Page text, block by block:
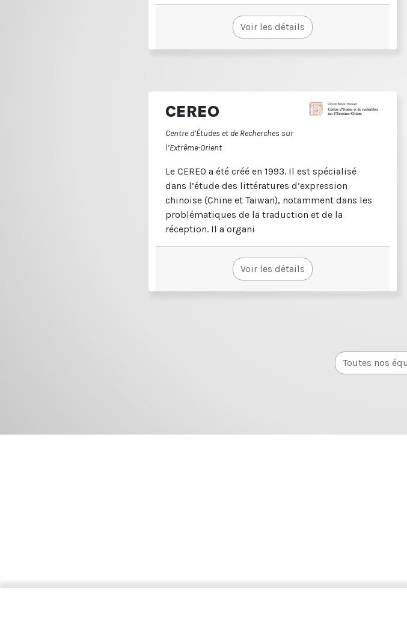
Voir les détails
CEREO
Centre d’Études et de Recherches sur
l’Extrême-Orient
Le CEREO a été créé en 1993. Il est spécialisé
dans l’étude des littératures d’expression
chinoise (Chine et Taiwan), notamment dans les
problématiques de la traduction et de la
réception. Il a organi
Voir les détails
Toutes nos